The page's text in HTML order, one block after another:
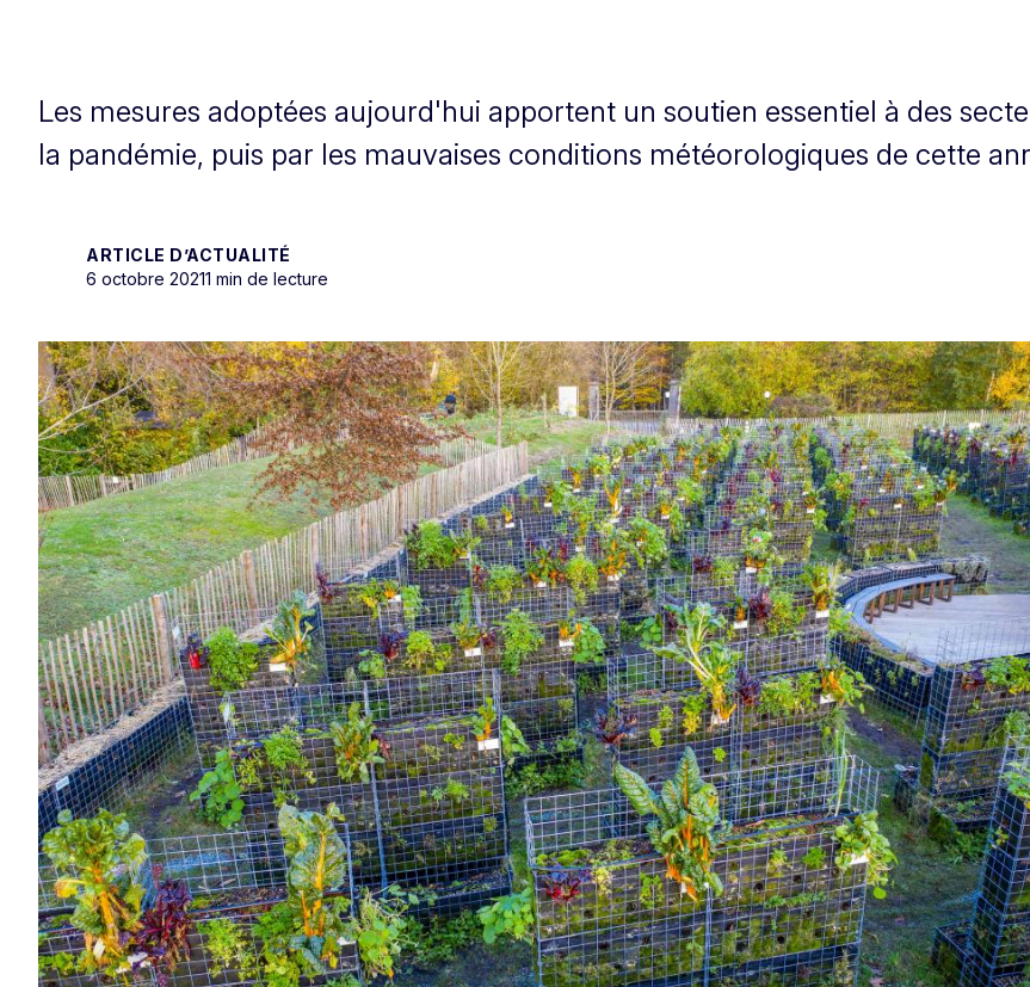
Les mesures adoptées aujourd'hui apportent un soutien essentiel à des
la pandémie, puis par les mauvaises conditions météorologiques de cette
ARTICLE D’ACTUALITÉ
6 octobre 20211 min de lecture